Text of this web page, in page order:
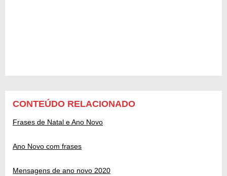
CONTEÚDO RELACIONADO
Frases de Natal e Ano Novo
Ano Novo com frases
Mensagens de ano novo 2020